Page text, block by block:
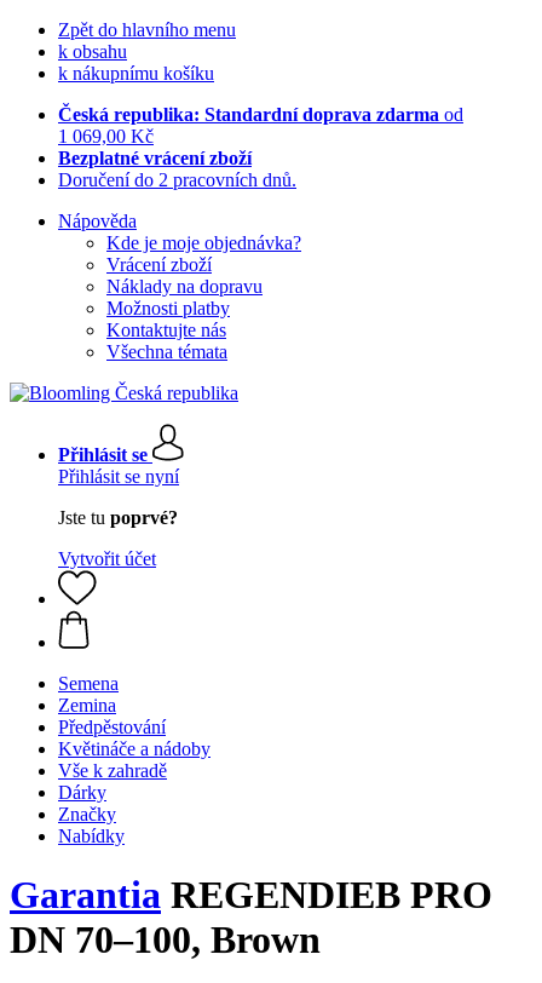
Zpět do hlavního menu
k obsahu
k nákupnímu košíku
Česká republika: Standardní doprava zdarma od
1 069,00 Kč
Bezplatné vrácení zboží
Doručení do 2 pracovních dnů.
Nápověda
Kde je moje objednávka?
Vrácení zboží
Náklady na dopravu
Možnosti platby
Kontaktujte nás
Všechna témata
Přihlásit se
Přihlásit se nyní
Jste tu poprvé?
Vytvořit účet
Semena
Zemina
Předpěstování
Květináče a nádoby
Vše k zahradě
Dárky
Značky
Nabídky
Garantia REGENDIEB PRO
DN 70–100, Brown